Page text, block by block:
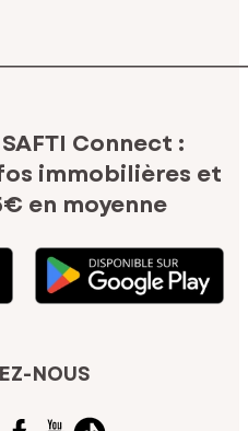
Connect :
immobilières et
en moyenne
NOUS